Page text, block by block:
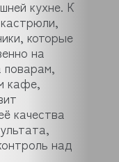
кухне. К
которые
на
поварам,
кафе,
качества
над